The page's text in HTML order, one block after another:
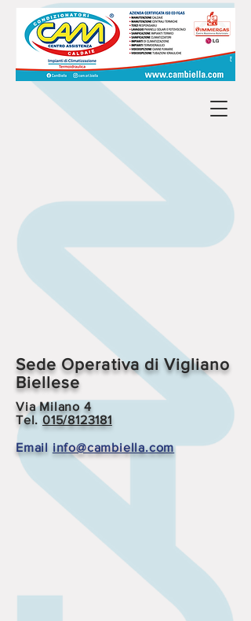
Sede Operativa di Vigliano
Biellese
Via Milano 4
Tel. 015/8123181
Email info@cambiella.com